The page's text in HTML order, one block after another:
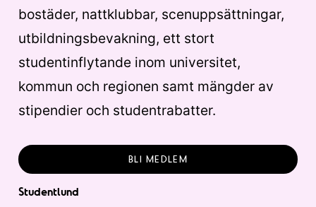
bostäder, nattklubbar, scenuppsättningar,
utbildningsbevakning, ett stort
studentinflytande inom universitet,
kommun och regionen samt mängder av
stipendier och studentrabatter.
BLI MEDLEM
Studentlund